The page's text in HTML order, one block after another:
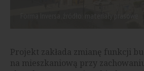
Projekt zakłada zmianę funkcji
na mieszkaniową przy